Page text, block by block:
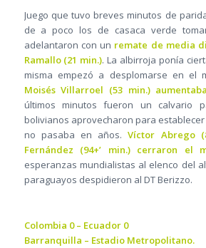
Juego que tuvo breves minutos de
de a poco los de casaca verde
adelantaron con un remate de media
Ramallo (21 min.). La albirroja ponía
misma empezó a desplomarse en el
Moisés Villarroel (53 min.)
últimos minutos fueron un calvario
bolivianos aprovecharon para
no pasaba en años.Víctor Abrego
Fernández (94+’ min.) cerraron el
esperanzas mundialistas al elenco del
paraguayos despidieron al DT Berizzo.
Colombia 0 – Ecuador 0
Barranquilla – Estadio Metropolitano.